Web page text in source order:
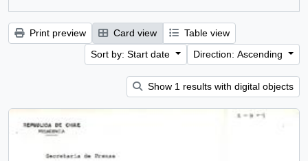
Print preview Card view
Table view
Sort by: Start date
Direction: Ascending
Show 1 results with digital objects